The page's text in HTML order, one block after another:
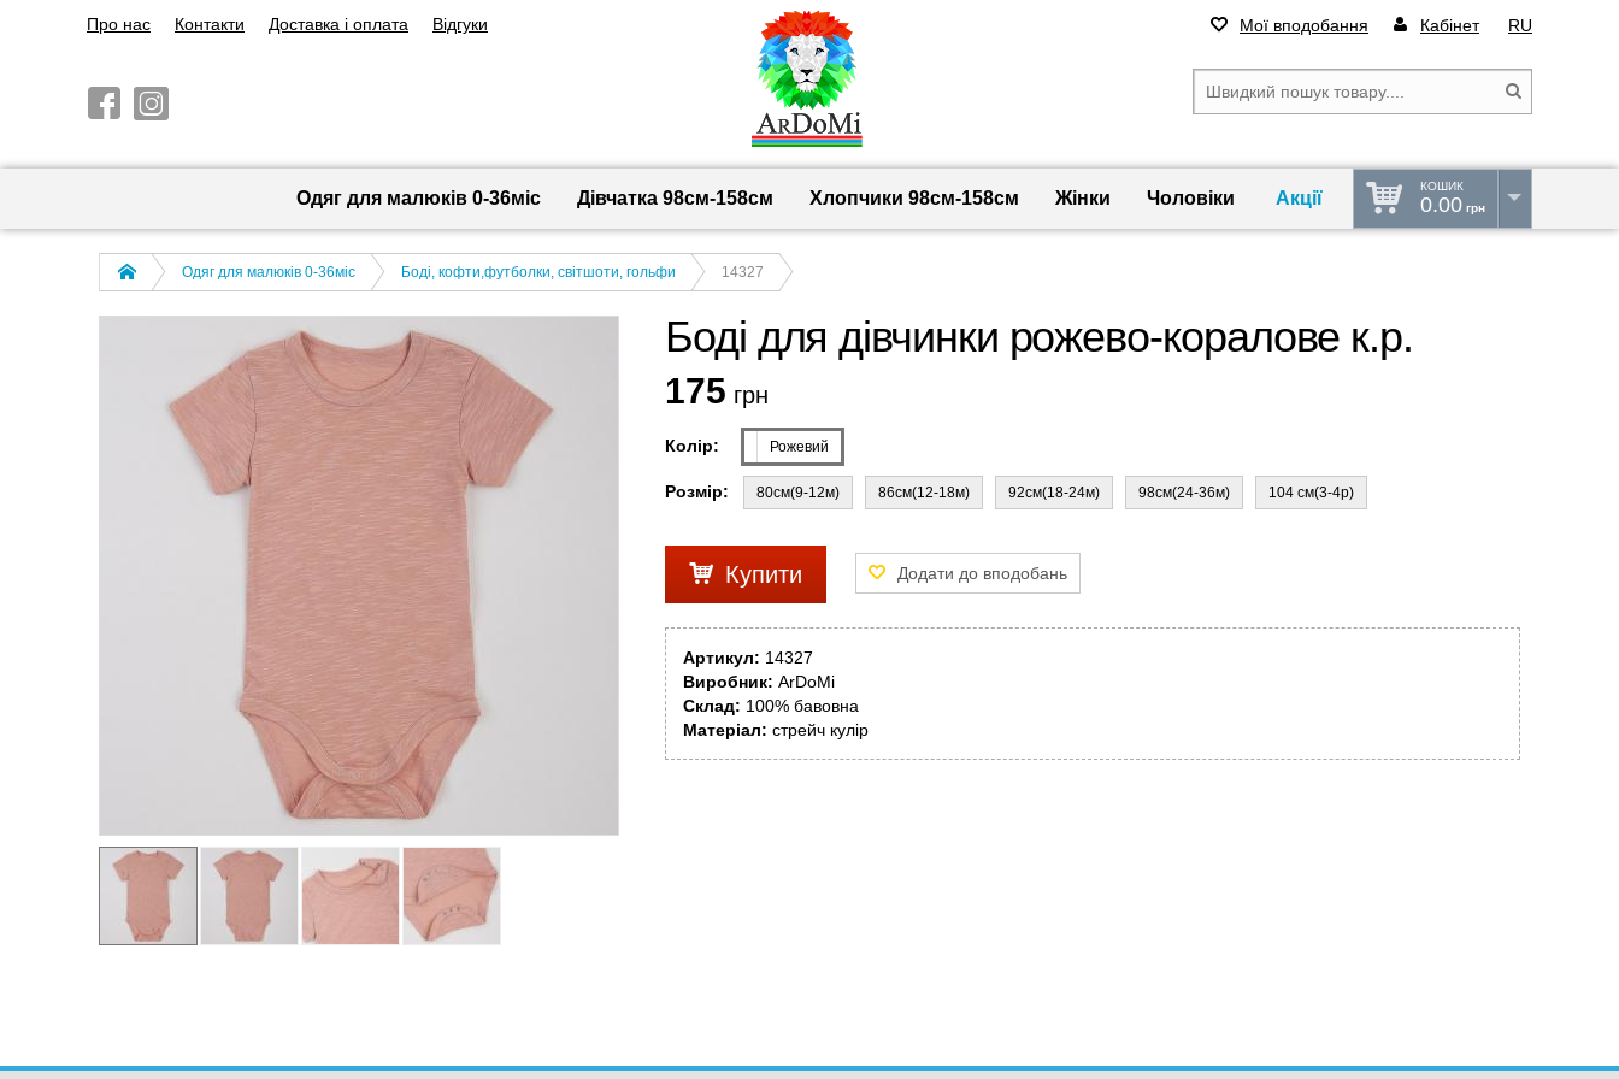
Про нас Контакти Доставка і оплата Відгуки Мої вподобання Кабінет RU
Одяг для малюків 0-36міс Дівчатка 98cм-158см Хлопчики 98см-158см Жінки Чоловіки Акції
КОШИК
0.00 грн
Одяг для малюків 0-36міс Боді, кофти,футболки, світшоти, гольфи 14327
Боді для дівчинки рожево-коралове к.р.
175 грн
Колір: Рожевий
Розмір: 80см(9-12м) 86см(12-18м) 92см(18-24м) 98см(24-36м) 104 см(3-4р)
Купити
Артикул: 14327
Виробник: ArDoMi
Склад: 100% бавовна
Матеріал: стрейч кулір